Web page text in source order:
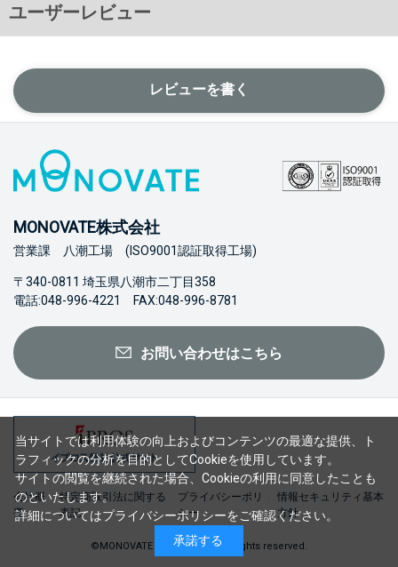
ユーザーレビュー
レビューを書く
MONOVATE株式会社
営業課 八潮工場 (ISO9001認証取得工場)
〒340-0811 埼玉県八潮市二丁目358
電話:048-996-4221 FAX:048-996-8781
お問い合わせはこちら
会社概
要
特定商取引法に関する
表記
プライバシーポリ
シー
情報セキュリティ基本
方針
©MONOVATE Co., Ltd. 2023 All rights reserved.
当サイトでは利用体験の向上およびコンテンツの最適な提供、ト
ラフィックの分析を目的としてCookieを使用しています。
サイトの閲覧を継続された場合、Cookieの利用に同意したことも
のといたします。
詳細についてはプライバシーポリシーをご確認ください。
承諾する